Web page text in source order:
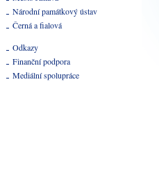
Národní památkový ústav
Černá a fialová
Odkazy
Finanční podpora
Mediální spolupráce